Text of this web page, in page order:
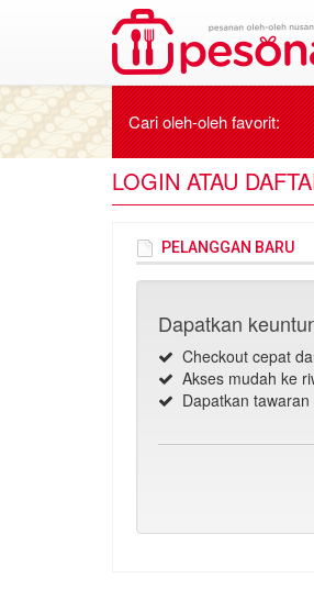
Cari oleh-olehfavorit:
LOGIN ATAU
PELANGGAN BARU
Dapatkan
Checkout cepat
Akses mudah ke
Dapatkan